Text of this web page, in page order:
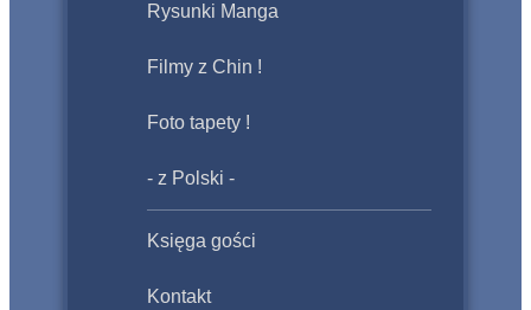
Rysunki Manga
Filmy z Chin !
Foto tapety !
- z Polski -
Księga gości
Kontakt